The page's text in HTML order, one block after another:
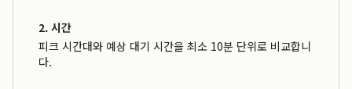
2. 시간
피크 시간대와 예상 대기 시간을 최소 10분 단위로 비교합니
다.